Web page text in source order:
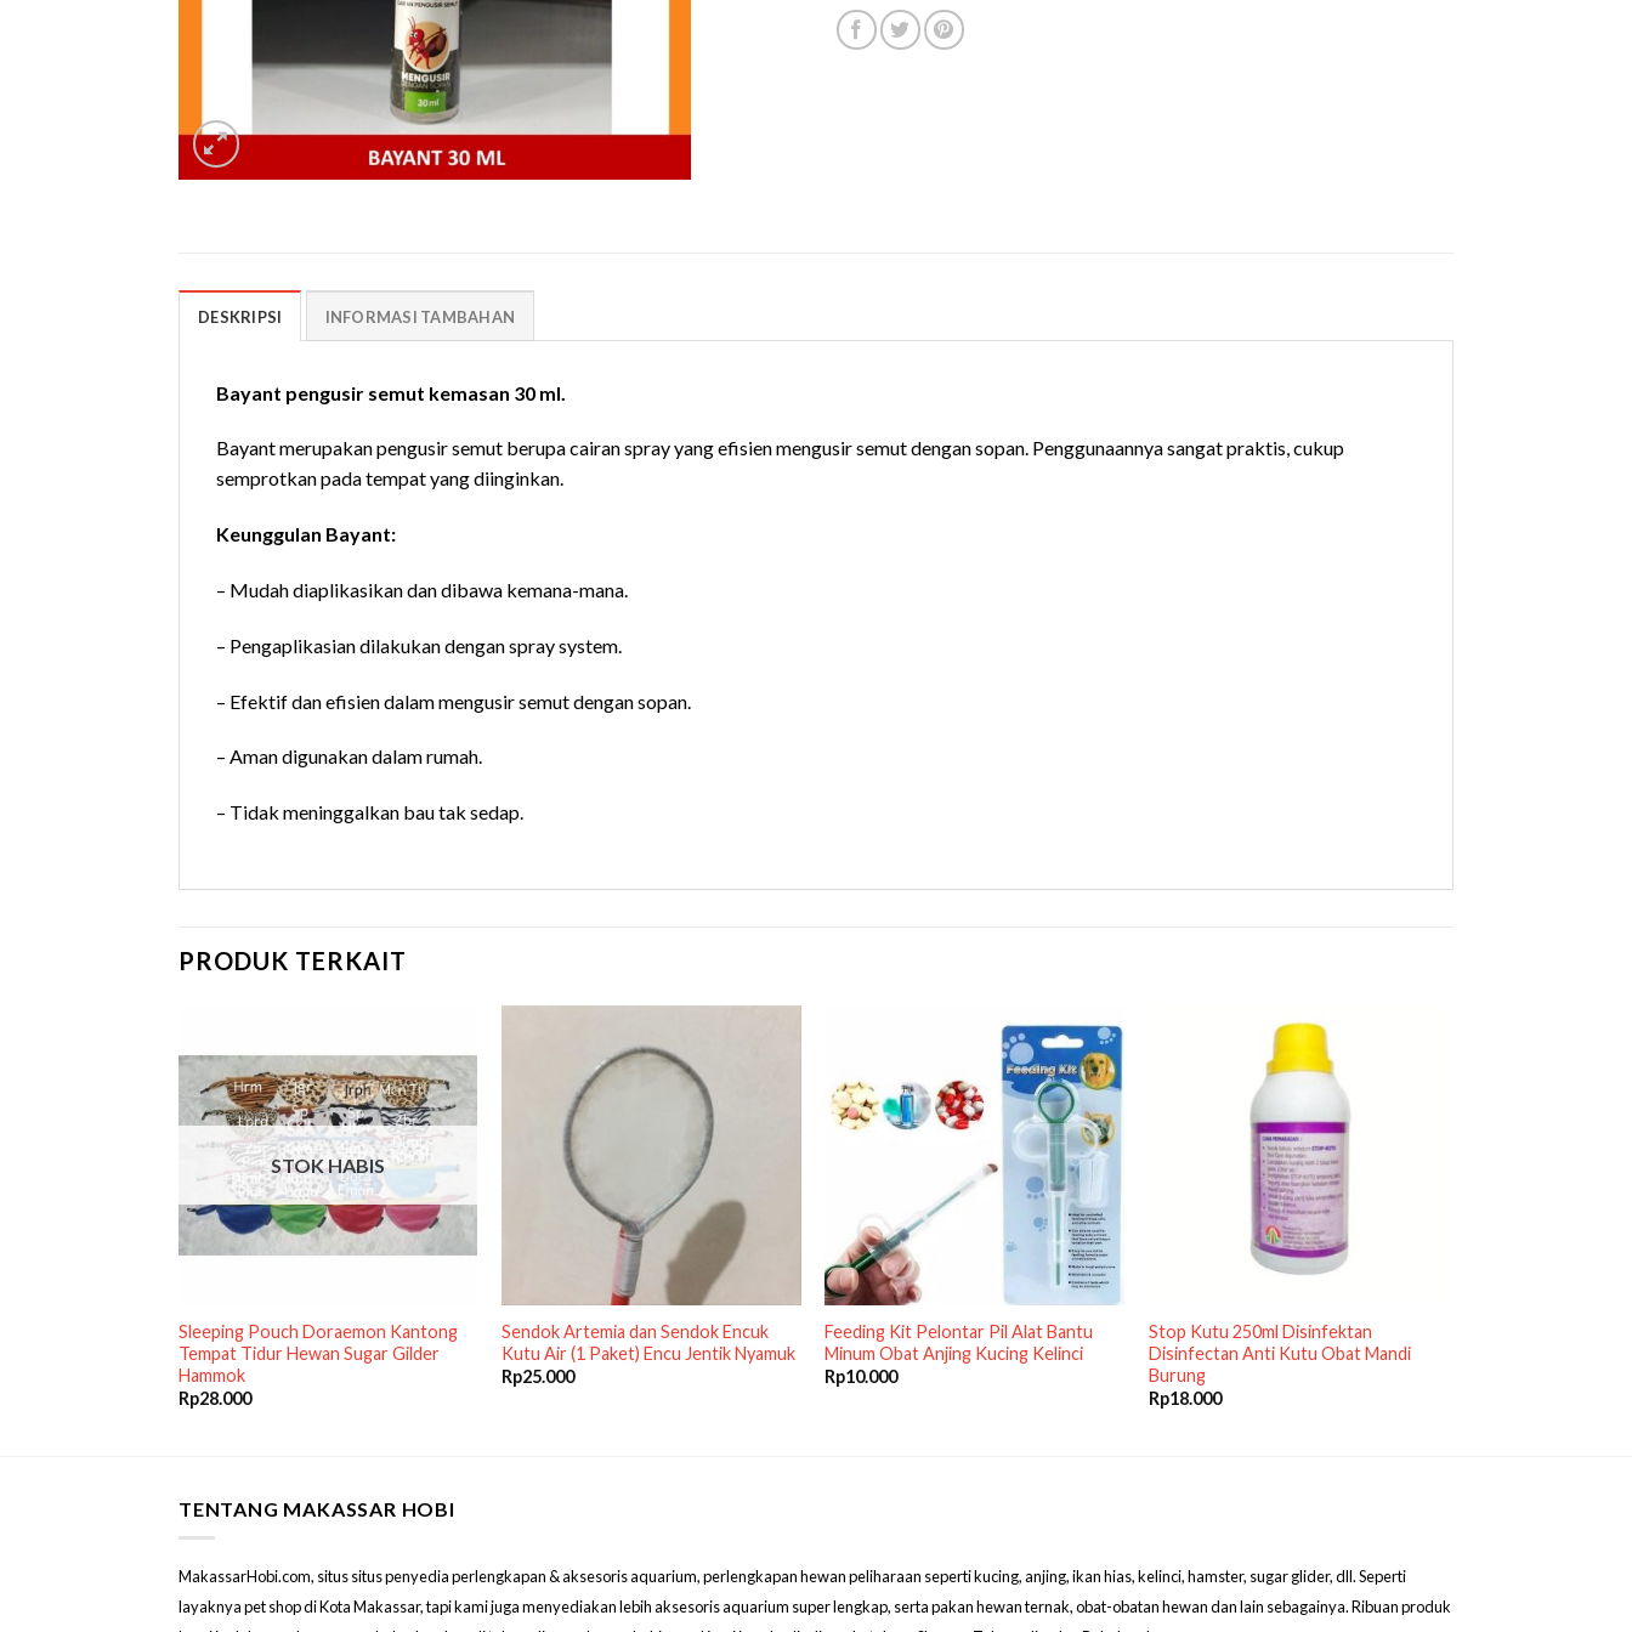
DESKRIPSI INFORMASI TAMBAHAN
Bayant pengusir semut kemasan 30 ml.
Bayant merupakan pengusir semut berupa cairan spray yang efisien mengusir semut dengan sopan. Penggunaannya sangat praktis, cukup
semprotkan pada tempat yang diinginkan.
Keunggulan Bayant:
– Mudah diaplikasikan dan dibawa kemana-mana.
– Pengaplikasian dilakukan dengan spray system.
– Efektif dan efisien dalam mengusir semut dengan sopan.
– Aman digunakan dalam rumah.
– Tidak meninggalkan bau tak sedap.
PRODUK TERKAIT
STOK HABIS
Sleeping Pouch Doraemon Kantong
Tempat Tidur Hewan Sugar Gilder
Hammok
Rp28.000
Sendok Artemia dan Sendok Encuk
Kutu Air (1 Paket) Encu Jentik Nyamuk
Rp25.000
Feeding Kit Pelontar Pil Alat Bantu
Minum Obat Anjing Kucing Kelinci
Rp10.000
Stop Kutu 250ml Disinfektan
Disinfectan Anti Kutu Obat Mandi
Burung
Rp18.000
TENTANG MAKASSAR HOBI
MakassarHobi.com, situs situs penyedia perlengkapan & aksesoris aquarium, perlengkapan hewan peliharaan seperti kucing, anjing, ikan hias, kelinci, hamster, sugar glider, dll. Seperti
layaknya pet shop di Kota Makassar, tapi kami juga menyediakan lebih aksesoris aquarium super lengkap, serta pakan hewan ternak, obat-obatan hewan dan lain sebagainya. Ribuan produk